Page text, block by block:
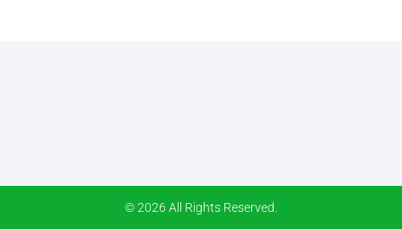
© 2026 All Rights Reserved.